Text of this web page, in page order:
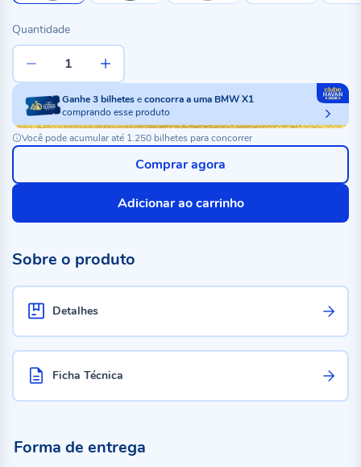
Quantidade
Ganhe3bilheteseconcorra a uma BMW X1
comprando esse produto
Você pode acumular até 1.250 bilhetes para concorrer
Adicionar ao carrinho
Comprar agora
Sobre o produto
Detalhes
Ficha Técnica
Forma de entrega